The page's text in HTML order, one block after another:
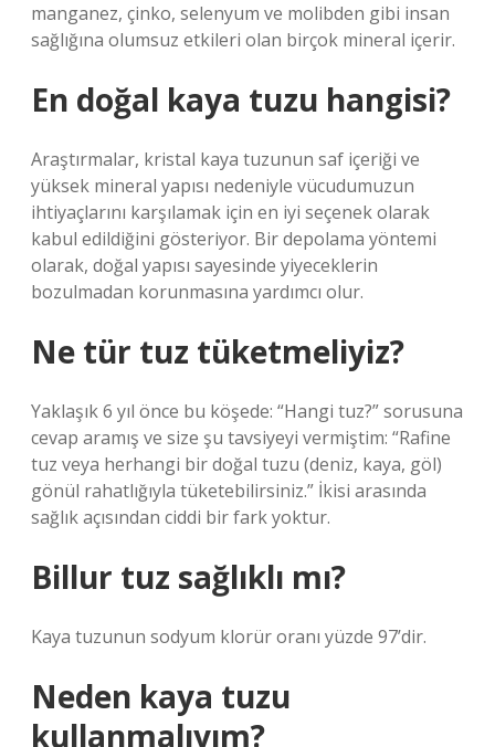
manganez, çinko, selenyum ve molibden gibi insan
sağlığına olumsuz etkileri olan birçok mineral içerir.
En doğal kaya tuzu hangisi?
Araştırmalar, kristal kaya tuzunun saf içeriği ve
yüksek mineral yapısı nedeniyle vücudumuzun
ihtiyaçlarını karşılamak için en iyi seçenek olarak
kabul edildiğini gösteriyor. Bir depolama yöntemi
olarak, doğal yapısı sayesinde yiyeceklerin
bozulmadan korunmasına yardımcı olur.
Ne tür tuz tüketmeliyiz?
Yaklaşık 6 yıl önce bu köşede: “Hangi tuz?” sorusuna
cevap aramış ve size şu tavsiyeyi vermiştim: “Rafine
tuz veya herhangi bir doğal tuzu (deniz, kaya, göl)
gönül rahatlığıyla tüketebilirsiniz.” İkisi arasında
sağlık açısından ciddi bir fark yoktur.
Billur tuz sağlıklı mı?
Kaya tuzunun sodyum klorür oranı yüzde 97’dir.
Neden kaya tuzu
kullanmalıyım?